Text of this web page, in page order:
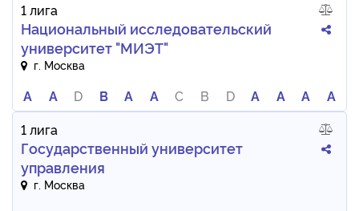
1 лига
Национальный исследовательский
университет "МИЭТ"
г. Москва
A A D B A A C B D A A A
A
1 лига
Государственный университет
управления
г. Москва